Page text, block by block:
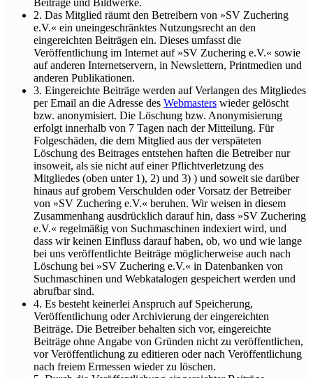
2. Das Mitglied räumt den Betreibern von »SV Zuchering
e.V.« ein uneingeschränktes Nutzungsrecht an den
eingereichten Beiträgen ein. Dieses umfasst die
Veröffentlichung im Internet auf »SV Zuchering e.V.« sowie
auf anderen Internetservern, in Newslettern, Printmedien und
anderen Publikationen.
3. Eingereichte Beiträge werden auf Verlangen des Mitgliedes
per Email an die Adresse des Webmasters wieder gelöscht
bzw. anonymisiert. Die Löschung bzw. Anonymisierung
erfolgt innerhalb von 7 Tagen nach der Mitteilung. Für
Folgeschäden, die dem Mitglied aus der verspäteten
Löschung des Beitrages entstehen haften die Betreiber nur
insoweit, als sie nicht auf einer Pflichtverletzung des
Mitgliedes (oben unter 1), 2) und 3) ) und soweit sie darüber
hinaus auf grobem Verschulden oder Vorsatz der Betreiber
von »SV Zuchering e.V.« beruhen. Wir weisen in diesem
Zusammenhang ausdrücklich darauf hin, dass »SV Zuchering
e.V.« regelmäßig von Suchmaschinen indexiert wird, und
dass wir keinen Einfluss darauf haben, ob, wo und wie lange
bei uns veröffentlichte Beiträge möglicherweise auch nach
Löschung bei »SV Zuchering e.V.« in Datenbanken von
Suchmaschinen und Webkatalogen gespeichert werden und
abrufbar sind.
4. Es besteht keinerlei Anspruch auf Speicherung,
Veröffentlichung oder Archivierung der eingereichten
Beiträge. Die Betreiber behalten sich vor, eingereichte
Beiträge ohne Angabe von Gründen nicht zu veröffentlichen,
vor Veröffentlichung zu editieren oder nach Veröffentlichung
nach freiem Ermessen wieder zu löschen.